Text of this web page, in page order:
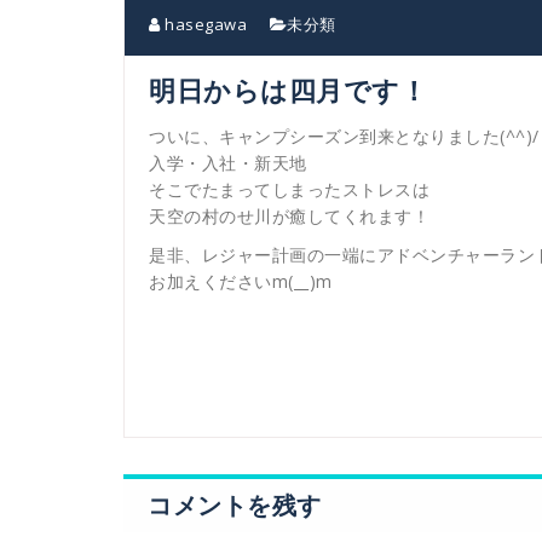
hasegawa 未分類
明日からは四月です！
ついに、キャンプシーズン到来となりました(^^)/
入学・入社・新天地
そこでたまってしまったストレスは
天空の村のせ川が癒してくれます！
是非、レジャー計画の一端にアドベンチャーラン
お加えくださいm(__)m
コメントを残す